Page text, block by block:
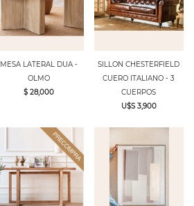
MESA LATERAL DUA -
OLMO
$ 28,000
SILLON CHESTERFIELD
CUERO ITALIANO - 3
CUERPOS
U$S 3,900